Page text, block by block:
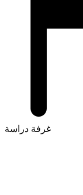
غرفة دراسة